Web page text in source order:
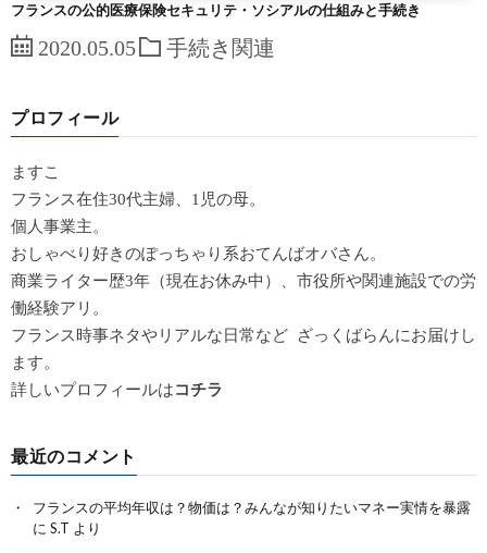
フランスの公的医療保険セキュリテ・ソシアルの仕組みと手続き
2020.05.05 手続き関連
プロフィール
ますこ
フランス在住30代主婦、1児の母。
個人事業主。
おしゃべり好きのぽっちゃり系おてんばオバさん。
商業ライター歴3年（現在お休み中）、市役所や関連施設での労
働経験アリ。
フランス時事ネタやリアルな日常など ざっくばらんにお届けし
ます。
詳しいプロフィールはコチラ
最近のコメント
フランスの平均年収は？物価は？みんなが知りたいマネー実情を暴露
に S.T より